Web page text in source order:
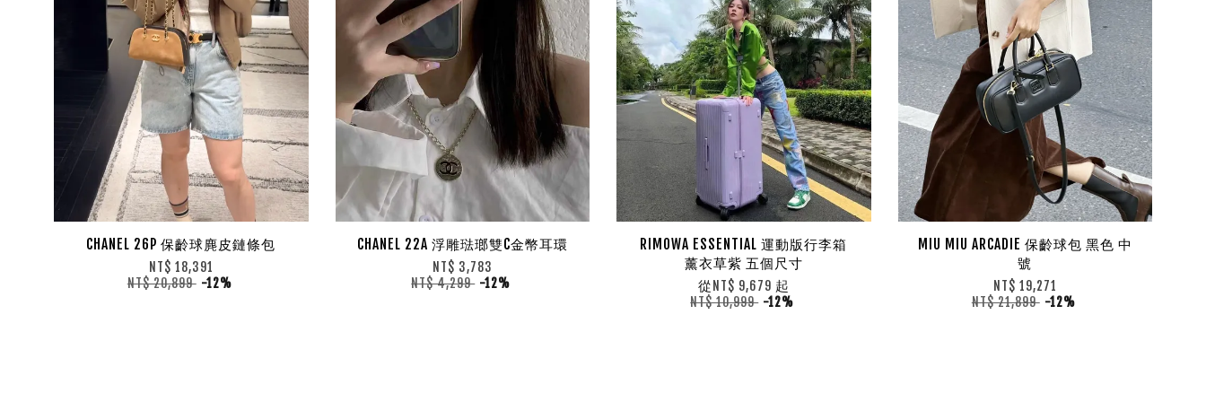
CHANEL 26P 保齡球麂皮鏈條包
NT$ 18,391
NT$ 20,899 -12%
CHANEL 22A 浮雕琺瑯雙C金幣耳環
NT$ 3,783
NT$ 4,299 -12%
RIMOWA ESSENTIAL 運動版行李箱
薰衣草紫 五個尺寸
從 NT$ 9,679 起
NT$ 10,999 -12%
MIU MIU ARCADIE 保齡球包 黑色 中
號
NT$ 19,271
NT$ 21,899 -12%